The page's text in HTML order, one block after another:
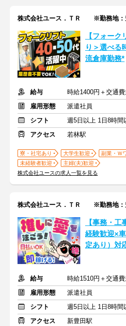
株式会社ユース．ＴＲ ※勤務地：
【フォー
り＞選べる
流倉庫勤務*
給与
時給1400円＋交通
雇用形態
派遣社員
シフト
週5日以上 1日8時間
アクセス
若林駅
寮・社宅あり 大学生歓迎
副業・Ｗ
未経験者歓迎
主婦(夫)歓迎
株式会社ユースの求人一覧を見る
株式会社ユース．ＴＲ ※勤務地：
【事務・
経験歓迎×
定あり）対
給与
時給1510円＋交通
雇用形態
派遣社員
シフト
週5日以上 1日8時間
アクセス
新豊田駅